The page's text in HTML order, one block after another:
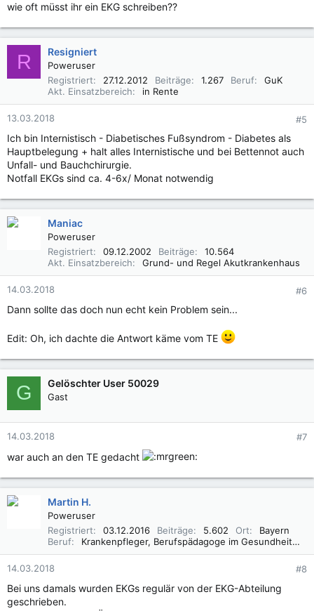
wie oft müsst ihr ein EKG schreiben??
R Resigniert
Poweruser
Registriert
27.12.2012 Beiträge 1.267 Beruf
GuK
Akt. Einsatzbereich
in Rente
13.03.2018 #5
Ich bin Internistisch - Diabetisches Fußsyndrom - Diabetes als
Hauptbelegung + halt alles Internistische und bei Bettennot auch
Unfall- und Bauchchirurgie.
Notfall EKGs sind ca. 4-6x/ Monat notwendig
Maniac
Poweruser
Registriert
09.12.2002 Beiträge
10.564
Akt. Einsatzbereich
Grund- und Regel Akutkrankenhaus
14.03.2018 #6
Dann sollte das doch nun echt kein Problem sein...
Edit: Oh, ich dachte die Antwort käme vom TE
G Gelöschter User 50029
Gast
14.03.2018 #7
war auch an den TE gedacht
Martin H.
Poweruser
Registriert
03.12.2016 Beiträge 5.602 Ort
Bayern
Beruf
Krankenpfleger, Berufspädagoge im Gesundheitswesen B. A.
14.03.2018 #8
Bei uns damals wurden EKGs regulär von der EKG-Abteilung
geschrieben.